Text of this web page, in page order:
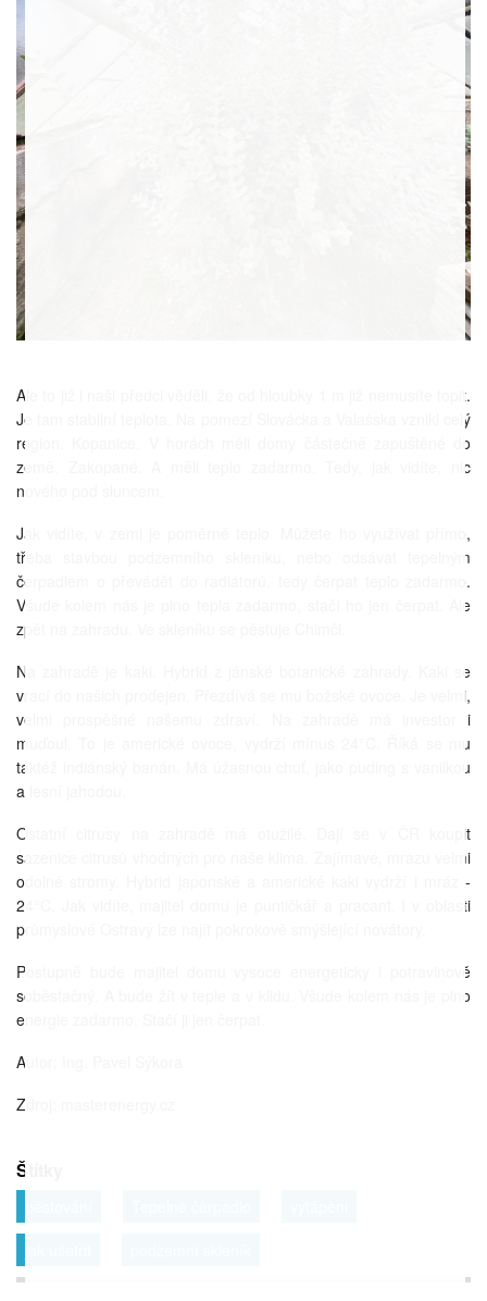
Ale to již i naši předci věděli, že od hloubky 1 m již nemusíte topit.
Je tam stabilní teplota. Na pomezí Slovácka a Valašska vznikl celý
region. Kopanice. V horách měli domy částečně zapuštěné do
země. Zakopané. A měli teplo zadarmo. Tedy, jak vidíte, nic
nového pod sluncem.
Jak vidíte, v zemi je poměrně teplo. Můžete ho využívat přímo,
třeba stavbou podzemního skleníku, nebo odsávat tepelným
čerpadlem o převádět do radiátorů. tedy čerpat teplo zadarmo.
Všude kolem nás je plno tepla zadarmo, stačí ho jen čerpat. Ale
zpět na zahradu. Ve skleníku se pěstuje Chimči.
Na zahradě je kaki. Hybrid z jánské botanické zahrady. Kaki se
vrací do našich prodejen. Přezdívá se mu božské ovoce. Je velmi,
velmi prospěšné našemu zdraví. Na zahradě má investor i
muďoul. To je americké ovoce, vydrží mínus 24°C. Říká se mu
taktéž indiánský banán. Má úžasnou chuť, jako puding s vanilkou
a lesní jahodou.
Ostatní citrusy na zahradě má otužilé. Dají se v ČR koupit
sazenice citrusů vhodných pro naše klima. Zajímavé, mrazu velmi
odolné stromy. Hybrid japonské a americké kaki vydrží i mráz -
24°C. Jak vidíte, majitel domu je puntičkář a pracant. I v oblasti
průmyslové Ostravy lze najít pokrokově smýšlející novátory.
Postupně bude majitel domu vysoce energeticky i potravinově
soběstačný. A bude žít v teple a v klidu. Všude kolem nás je plno
energie zadarmo. Stačí ji jen čerpat.
Autor: Ing. Pavel Sýkora
Zdroj: masterenergy.cz
Štítky